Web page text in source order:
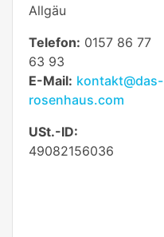
Allgäu
Telefon: 0157 86 77
63 93
E-Mail: kontakt@das-
rosenhaus.com
USt.-ID:
49082156036